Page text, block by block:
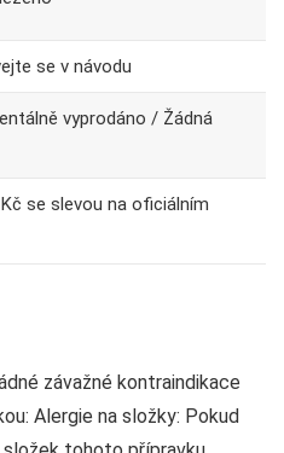
se v návodu
vyprodáno / Žádná
se slevou na oficiálním
závažné kontraindikace
Alergie na složky: Pokud